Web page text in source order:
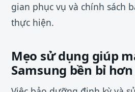
gian phục vụ và chính sách
thực hiện.
Mẹo sử dụng giúp
Samsung bền bỉ hơn